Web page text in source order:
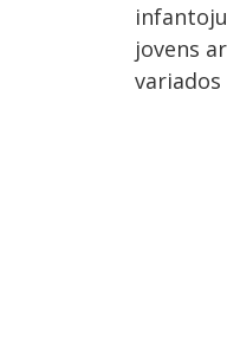
jovens